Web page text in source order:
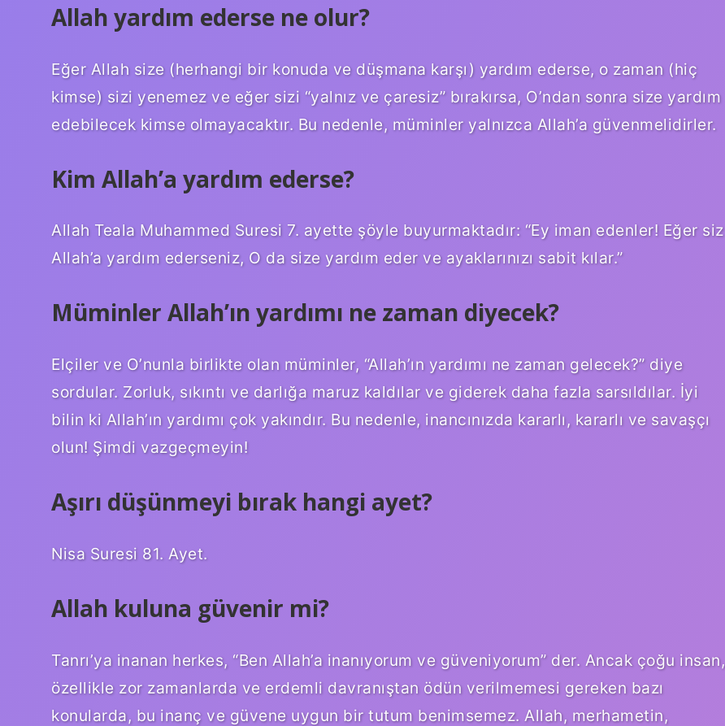
Allah yardım ederse ne olur?
Eğer Allah size (herhangi bir konuda ve düşmana karşı) yardım ederse, o zaman (hiç
kimse) sizi yenemez ve eğer sizi “yalnız ve çaresiz” bırakırsa, O’ndan sonra size yardım
edebilecek kimse olmayacaktır. Bu nedenle, müminler yalnızca Allah’a güvenmelidirler.
Kim Allah’a yardım ederse?
Allah Teala Muhammed Suresi 7. ayette şöyle buyurmaktadır: “Ey iman edenler! Eğer siz
Allah’a yardım ederseniz, O da size yardım eder ve ayaklarınızı sabit kılar.”
Müminler Allah’ın yardımı ne zaman diyecek?
Elçiler ve O’nunla birlikte olan müminler, “Allah’ın yardımı ne zaman gelecek?” diye
sordular. Zorluk, sıkıntı ve darlığa maruz kaldılar ve giderek daha fazla sarsıldılar. İyi
bilin ki Allah’ın yardımı çok yakındır. Bu nedenle, inancınızda kararlı, kararlı ve savaşçı
olun! Şimdi vazgeçmeyin!
Aşırı düşünmeyi bırak hangi ayet?
Nisa Suresi 81. Ayet.
Allah kuluna güvenir mi?
Tanrı’ya inanan herkes, “Ben Allah’a inanıyorum ve güveniyorum” der. Ancak çoğu insan,
özellikle zor zamanlarda ve erdemli davranıştan ödün verilmemesi gereken bazı
konularda, bu inanç ve güvene uygun bir tutum benimsemez. Allah, merhametin,